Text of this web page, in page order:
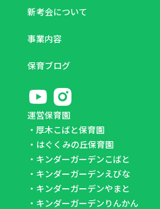
新考会について
事業内容
保育ブログ
運営保育園
・ 厚木こばと保育園
・ はぐくみの丘保育園
・ キンダーガーデンこばと
・ キンダーガーデンえびな
・ キンダーガーデンやまと
・ キンダーガーデンりんかん